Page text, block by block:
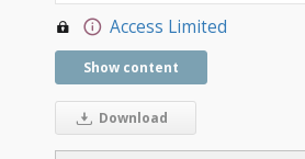
Access Limited
Show content
Download